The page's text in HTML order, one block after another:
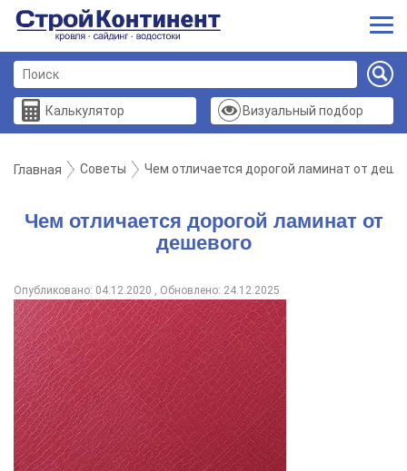
Калькулятор Визуальный подбор
Главная Советы Чем отличается дорогой ламинат от
Чем отличается дорогой ламинат от
дешевого
Опубликовано: 04.12.2020 , Обновлено: 24.12.2025